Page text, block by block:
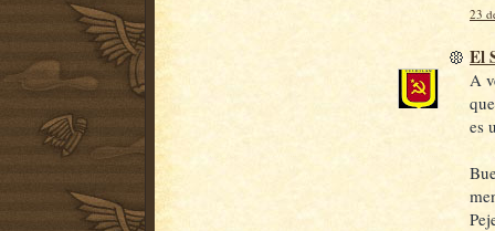
23
El
A
es